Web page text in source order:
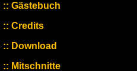
Gästebuch
Credits
Download
Mitschnitte